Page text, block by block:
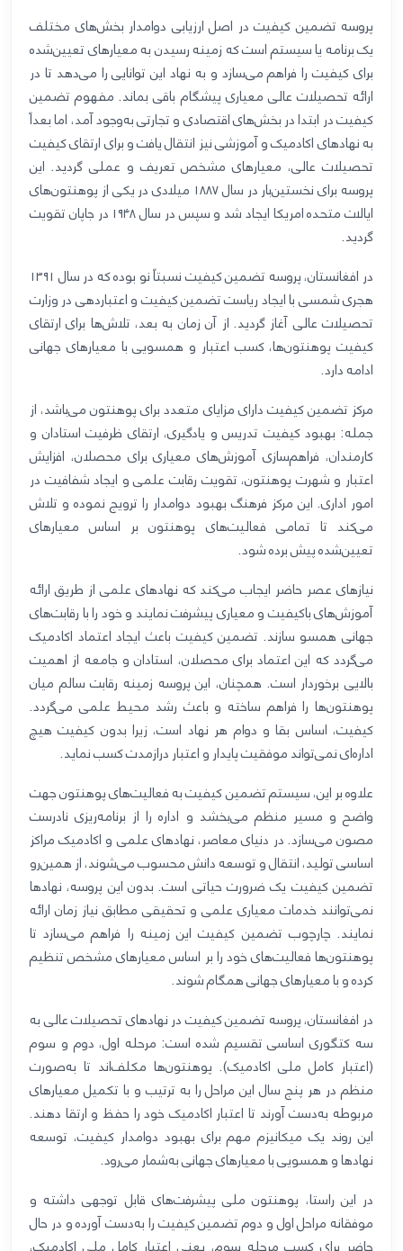
پروسه تضمین کیفیت در اصل ارزیابی دوامدار بخش‌های مختلف
یک برنامه یا سیستم است که زمینه رسیدن به معیارهای تعیین‌شده
برای کیفیت را فراهم می‌سازد و به نهاد این توانایی را می‌دهد تا در
ارائه تحصیلات عالی معیاری پیشگام باقی بماند. مفهوم تضمین
کیفیت در ابتدا در بخش‌های اقتصادی و تجارتی به‌وجود آمد، اما بعداً
به نهادهای اکادمیک و آموزشی نیز انتقال یافت و برای ارتقای کیفیت
تحصیلات عالی، معیارهای مشخص تعریف و عملی گردید. این
پروسه برای نخستین‌بار در سال۱۸۸۷ میلادی در یکی از پوهنتون‌های
ایالات متحده امریکا ایجاد شد و سپس در سال۱۹۴۸ در جاپان تقویت
گردید.
در افغانستان، پروسه تضمین کیفیت نسبتاً نو بوده که در سال ۱۳۹۱
هجری شمسی با ایجاد ریاست تضمین کیفیت و اعتباردهی در وزارت
تحصیلات عالی آغاز گردید. از آن زمان به بعد، تلاش‌ها برای ارتقای
کیفیت پوهنتون‌ها، کسب اعتبار و همسویی با معیارهای جهانی
ادامه دارد.
مرکز تضمین کیفیت دارای مزایای متعدد برای پوهنتون می‌باشد، از
جمله: بهبود کیفیت تدریس و یادگیری، ارتقای ظرفیت استادان و
کارمندان، فراهم‌سازی آموزش‌های معیاری برای محصلان، افزایش
اعتبار و شهرت پوهنتون، تقویت رقابت علمی و ایجاد شفافیت در
امور اداری. این مرکز فرهنگ بهبود دوامدار را ترویج نموده و تلاش
می‌کند تا تمامی فعالیت‌های پوهنتون بر اساس معیارهای
تعیین‌شده پیش برده شود.
نیازهای عصر حاضر ایجاب می‌کند که نهادهای علمی از طریق ارائه
آموزش‌های باکیفیت و معیاری پیشرفت نمایند و خود را با رقابت‌های
جهانی همسو سازند. تضمین کیفیت باعث ایجاد اعتماد اکادمیک
می‌گردد که این اعتماد برای محصلان، استادان و جامعه از اهمیت
بالایی برخوردار است. همچنان، این پروسه زمینه رقابت سالم میان
پوهنتون‌ها را فراهم ساخته و باعث رشد محیط علمی می‌گردد.
کیفیت، اساس بقا و دوام هر نهاد است، زیرا بدون کیفیت هیچ
اداره‌ای نمی‌تواند موفقیت پایدار و اعتبار درازمدت کسب نماید.
علاوه بر این، سیستم تضمین کیفیت به فعالیت‌های پوهنتون جهت
واضح و مسیر منظم می‌بخشد و اداره را از برنامه‌ریزی نادرست
مصون می‌سازد. در دنیای معاصر، نهادهای علمی و اکادمیک مراکز
اساسی تولید، انتقال و توسعه دانش محسوب می‌شوند، از همین‌رو
تضمین کیفیت یک ضرورت حیاتی است. بدون این پروسه، نهادها
نمی‌توانند خدمات معیاری علمی و تحقیقی مطابق نیاز زمان ارائه
نمایند. چارچوب تضمین کیفیت این زمینه را فراهم می‌سازد تا
پوهنتون‌ها فعالیت‌های خود را بر اساس معیارهای مشخص تنظیم
کرده و با معیارهای جهانی همگام شوند.
در افغانستان، پروسه تضمین کیفیت در نهادهای تحصیلات عالی به
سه کتگوری اساسی تقسیم شده است: مرحله اول، دوم و سوم
(اعتبار کامل ملی اکادمیک). پوهنتون‌ها مکلف‌اند تا به‌صورت
منظم در هر پنج سال این مراحل را به ترتیب و با تکمیل معیارهای
مربوطه به‌دست آورند تا اعتبار اکادمیک خود را حفظ و ارتقا دهند.
این روند یک میکانیزم مهم برای بهبود دوامدار کیفیت، توسعه
نهادها و همسویی با معیارهای جهانی به‌شمار می‌رود.
در این راستا، پوهنتون ملی پیشرفت‌های قابل توجهی داشته و
موفقانه مراحل اول و دوم تضمین کیفیت را به‌دست آورده و در حال